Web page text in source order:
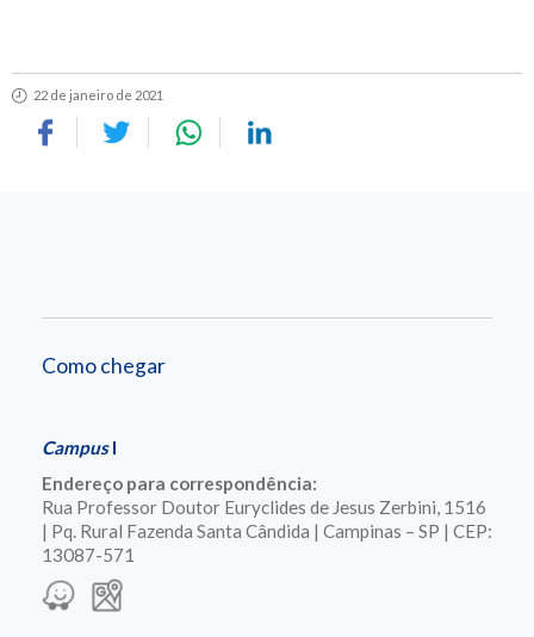
22 de janeiro de 2021
Como chegar
CampusI
Endereço para correspondência:
Rua Professor Doutor Euryclides de Jesus Zerbini, 1516
| Pq. Rural Fazenda Santa Cândida | Campinas – SP | CEP:
13087-571